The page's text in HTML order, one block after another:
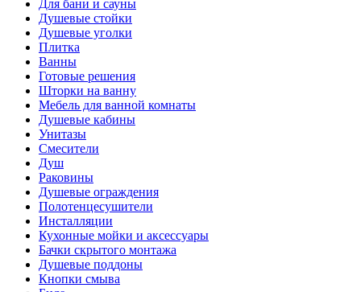
Для бани и сауны
Душевые стойки
Душевые уголки
Плитка
Ванны
Готовые решения
Шторки на ванну
Мебель для ванной комнаты
Душевые кабины
Унитазы
Смесители
Душ
Раковины
Душевые ограждения
Полотенцесушители
Инсталляции
Кухонные мойки и аксессуары
Бачки скрытого монтажа
Душевые поддоны
Кнопки смыва